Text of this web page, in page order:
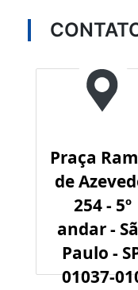
Praça
de
254 - 5º
andar -
Paulo -
01037-